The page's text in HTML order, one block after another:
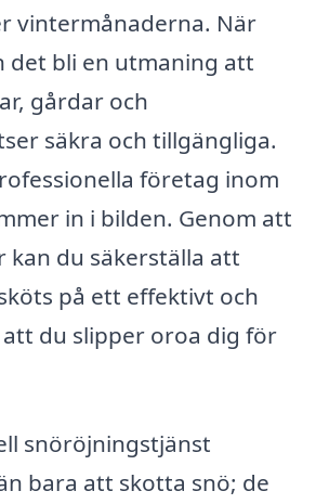
vintermånaderna. När
det bli en utmaning att
gårdar och
säkra och tillgängliga.
företag inom
in i bilden. Genom att
kan du säkerställa att
på ett effektivt och
du slipper oroa dig för
snöröjningstjänst
bara att skotta snö; de